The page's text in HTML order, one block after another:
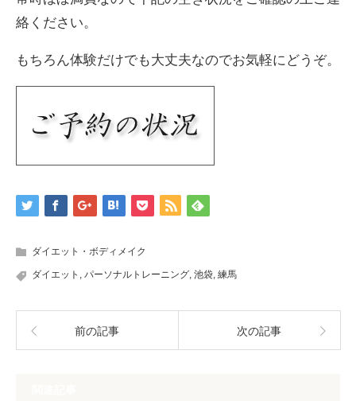
絡ください。
もちろん体験だけでも大丈夫なのでお気軽にどうぞ。
ダイエット・ボディメイク
ダイエット , パーソナルトレーニング, 池袋, 練馬
前の記事 次の記事